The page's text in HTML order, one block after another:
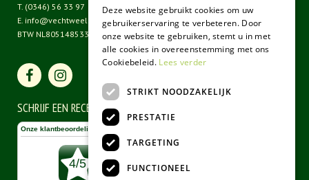
T. (0346) 56 33 97
E. info@vechtweelde.nl
BTW NL805148533B01
SCHRIJF EEN RECENSIE
Deze website gebruikt cookies om uw
gebruikerservaring te verbeteren. Door
onze website te gebruiken, stemt u in met
alle cookies in overeenstemming met ons
Cookiebeleid. Lees verder
STRIKT NOODZAKELIJK
PRESTATIE
TARGETING
FUNCTIONEEL